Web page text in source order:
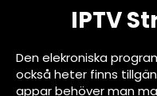
IPTV
Den elekroniska
också heter finns
appar behöver man